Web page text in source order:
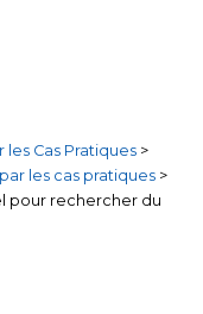
les Cas Pratiques >
les cas pratiques >
pour rechercher du